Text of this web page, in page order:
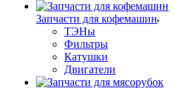
Запчасти для кофемашин
ТЭНы
Фильтры
Катушки
Двигатели